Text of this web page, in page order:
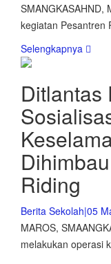
SMANGKASAHND,
kegiatan
Selengkapnya
Ditlantas
Riding
Berita Sekolah|05
MAROS,
melakukan operasi